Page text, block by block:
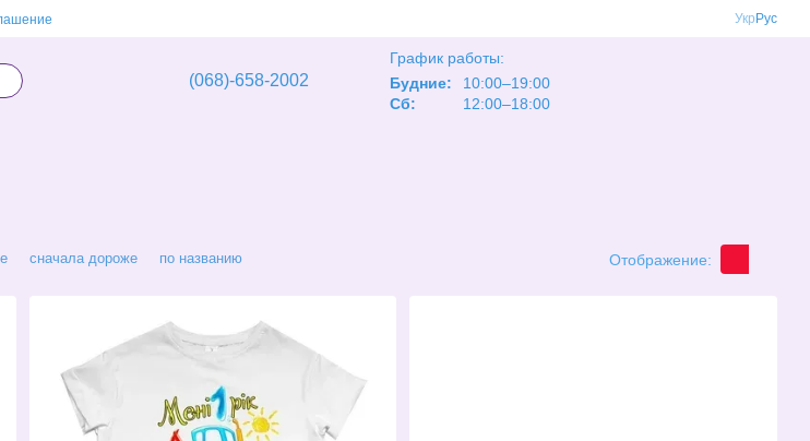
Укр Рус
(068)-658-2002
График работы:
Будние:
10:00–19:00
Сб:
12:00–18:00
сначала дороже по названию Отображение: